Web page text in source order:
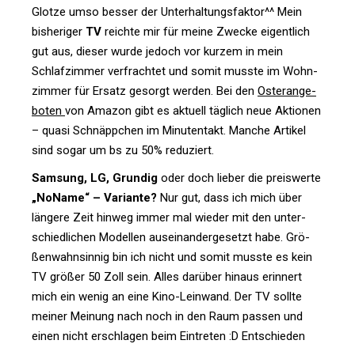
Glotze umso besser der Unter­hal­tungs­faktor^^ Mein
bis­he­riger TV reichte mir für meine Zwecke eigent­lich
gut aus, dieser wurde jedoch vor kurzem in mein
Schlaf­zimmer ver­frachtet und somit musste im Wohn­
zimmer für Ersatz gesorgt werden. Bei den Oster­an­ge­
boten von Amazon gibt es aktuell täg­lich neue Aktionen
– quasi Schnäpp­chen im Minu­ten­takt. Manche Artikel
sind sogar um bs zu 50% reduziert.
Sam­sung, LG, Grundig oder doch lieber die preis­werte
„NoName“ – Vari­ante? Nur gut, dass ich mich über
län­gere Zeit hinweg immer mal wieder mit den unter­
schied­li­chen Modellen aus­ein­an­der­ge­setzt habe. Grö­
ßen­wahn­sinnig bin ich nicht und somit musste es kein
TV größer 50 Zoll sein. Alles dar­über hinaus erin­nert
mich ein wenig an eine Kino-Lein­wand. Der TV sollte
meiner Mei­nung nach noch in den Raum passen und
einen nicht erschlagen beim Ein­treten :D Ent­schieden